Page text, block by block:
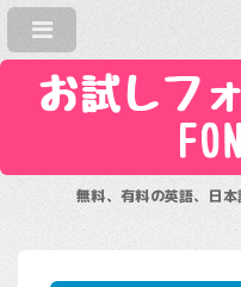
お試しフ
無料、有料の英語、日